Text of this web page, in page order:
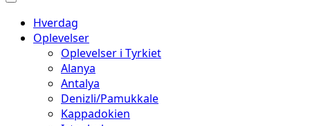
Hverdag
Oplevelser
Oplevelser i Tyrkiet
Alanya
Antalya
Denizli/Pamukkale
Kappadokien